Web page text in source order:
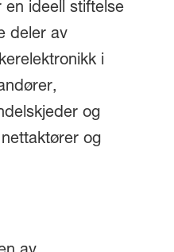
en ideell stiftelse
deler av
i
og
og